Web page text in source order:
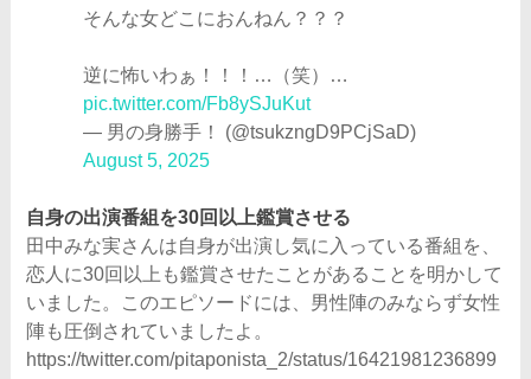
そんな女どこにおんねん？？？
逆に怖いわぁ！！！…（笑）…
pic.twitter.com/Fb8ySJuKut
— 男の身勝手！ (@tsukzngD9PCjSaD)
August 5, 2025
自身の出演番組を30回以上鑑賞させる
田中みな実さんは自身が出演し気に入っている番組を、
恋人に30回以上も鑑賞させたことがあることを明かして
いました。このエピソードには、男性陣のみならず女性
陣も圧倒されていましたよ。
https://twitter.com/pitaponista_2/status/16421981236899